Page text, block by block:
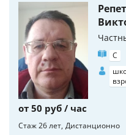
C
от 50 руб / час
Стаж 26 лет Дистанционно